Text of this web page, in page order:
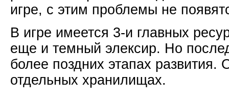
игре, с этим проблемы не
В игре имеется 3-и главных
еще и темный элексир. Но
более поздних этапах развития.
отдельных хранилищах.